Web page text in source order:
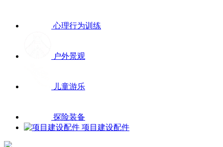
心理行为训练
户外景观
儿童游乐
探险装备
项目建设配件